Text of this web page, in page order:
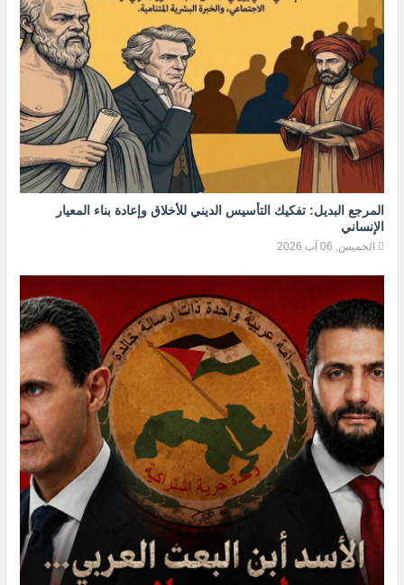
المرجع البديل: تفكيك التأسيس الديني للأخلاق وإعادة بناء المعيار
الإنساني
الخميس, 06 آب 2026